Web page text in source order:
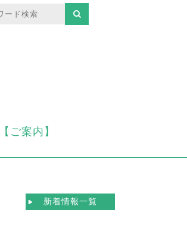
ご案内】
新着情報一覧